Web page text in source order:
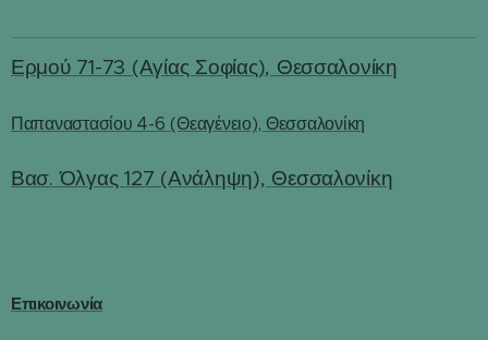
Ερμού 71-73 (Αγίας Σοφίας), Θεσσαλονίκη
Παπαναστασίου 4-6 (Θεαγένειο), Θεσσαλονίκη
Βασ. Όλγας 127 (Ανάληψη), Θεσσαλονίκη
Επικοινωνία